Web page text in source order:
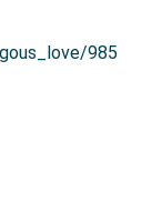
985